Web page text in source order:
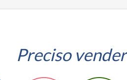
Preciso vender